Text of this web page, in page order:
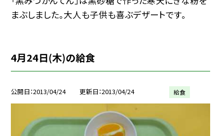
まぶしました。大人も子供も喜ぶデザートです。
4月24日(木)の給食
公開日 2013/04/24 更新日 2013/04/24 給食